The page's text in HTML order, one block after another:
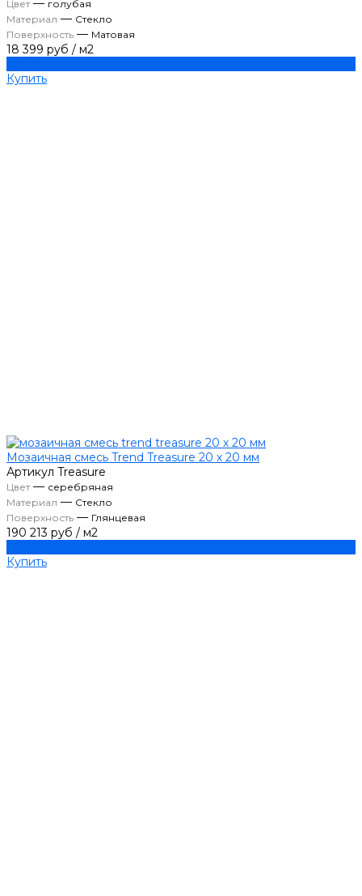
Цвет— голубая
Материал — Стекло
Поверхность — Матовая
18 399 руб / м2
Купить
Мозаичная смесь Trend Treasure 20 х 20 мм
Артикул Treasure
Цвет— серебряная
Материал — Стекло
Поверхность — Глянцевая
190 213 руб / м2
Купить